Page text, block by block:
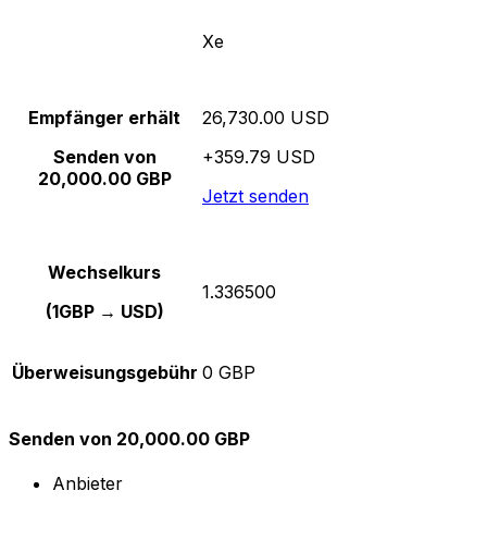
Xe
Empfänger erhält
Senden von
20,000.00 GBP
26,730.00 USD
+359.79 USD
Jetzt senden
Wechselkurs
(1GBP → USD)
1.336500
Überweisungsgebühr 0 GBP
Senden von 20,000.00 GBP
Anbieter